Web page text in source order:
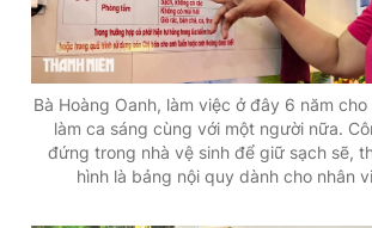
Bà Hoàng Oanh, làm việc ở đây 6 năm
làm ca sáng cùng với một người nữa.
đứng trong nhà vệ sinh để giữ sạch sẽ,
hình là bảng nội quy dành cho nhân